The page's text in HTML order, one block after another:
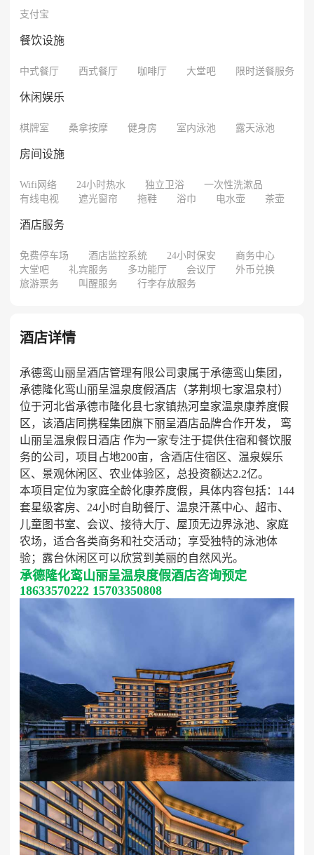
支付宝
餐饮设施
中式餐厅 西式餐厅 咖啡厅 大堂吧 限时送餐服务
休闲娱乐
棋牌室 桑拿按摩 健身房 室内泳池 露天泳池
房间设施
Wifi网络 24小时热水 独立卫浴
一次性洗漱品
有线电视
遮光窗帘 拖鞋 浴巾 电水壶 茶壶
酒店服务
免费停车场 酒店监控系统 24小时保安
商务中心
大堂吧
礼宾服务 多功能厅 会议厅
外币兑换
旅游票务
叫醒服务 行李存放服务
酒店详情
承德鸾山丽呈酒店管理有限公司隶属于承德鸾山集团，
承德隆化鸾山丽呈温泉度假酒店（茅荆坝七家温泉村）
位于河北省承德市隆化县七家镇热河皇家温泉康养度假
区，该酒店同携程集团旗下丽呈酒店品牌合作开发， 鸾
山丽呈温泉假日酒店 作为一家专注于提供住宿和餐饮服
务的公司，项目占地200亩，含酒店住宿区、温泉娱乐
区、景观休闲区、农业体验区，总投资额达2.2亿。
本项目定位为家庭全龄化康养度假，具体内容包括：144
套星级客房、24小时自助餐厅、温泉汗蒸中心、超市、
儿童图书室、会议、接待大厅、屋顶无边界泳池、家庭
农场，适合各类商务和社交活动；享受独特的泳池体
验；露台休闲区可以欣赏到美丽的自然风光。
承德隆化鸾山丽呈温泉度假酒店咨询预定
18633570222 15703350808